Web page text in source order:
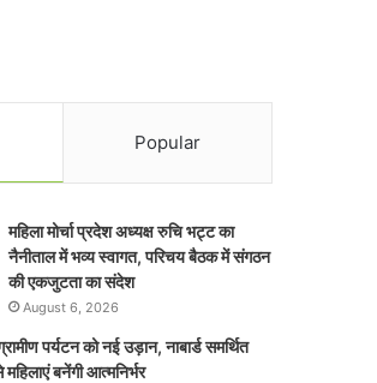
Popular
महिला मोर्चा प्रदेश अध्यक्ष रुचि भट्ट का
नैनीताल में भव्य स्वागत, परिचय बैठक में संगठन
की एकजुटता का संदेश
August 6, 2026
पर्यटन को नई उड़ान, नाबार्ड समर्थित
महिलाएं बनेंगी आत्मनिर्भर